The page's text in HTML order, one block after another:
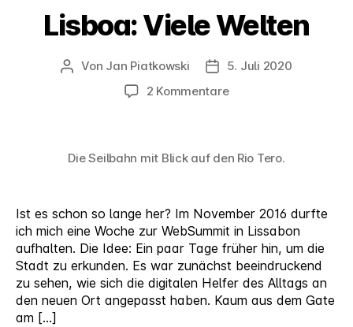
Lisboa: Viele Welten
Beitragsautor
Von Jan Piatkowski Veröffentlichungsdatum
5. Juli 2020
2 Kommentarezu
Die Seilbahn mit Blick auf den Rio Tero.
Ist es schon so lange her? Im November 2016 durfte
ich mich eine Woche zur WebSummit in Lissabon
aufhalten. Die Idee: Ein paar Tage früher hin, um die
Stadt zu erkunden. Es war zunächst beeindruckend
zu sehen, wie sich die digitalen Helfer des Alltags an
den neuen Ort angepasst haben. Kaum aus dem Gate
am […]